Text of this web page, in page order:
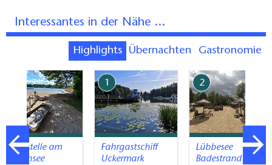
Interessantes in der Nähe ...
Highlights Übernachten Gastronomie
Badestelle am
Röblinsee
1
Fahrgastschiff
Uckermark
2
Lübbesee
Badestrand am